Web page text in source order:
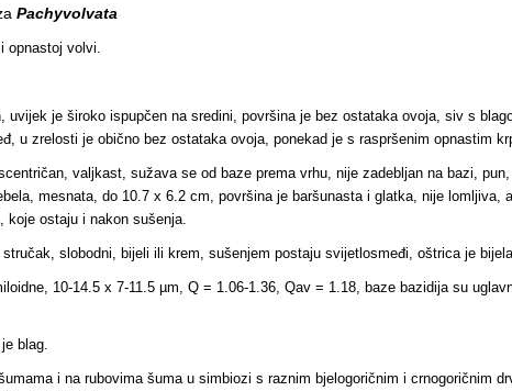
Pachyvolvata
opnastoj volvi.
je široko ispupčen na sredini, površina je bez ostataka ovoja, siv s
u zrelosti je obično bez ostataka ovoja, ponekad je s raspršenim opnastim
valjkast, sužava se od baze prema vrhu, nije zadebljan na bazi,
mesnata, do 10.7 x 6.2 cm, površina je baršunasta i glatka, nije lomljiva,
ostaju i nakon sušenja.
slobodni, bijeli ili krem, sušenjem postaju svijetlosmeđi, oštrica je
10-14.5 x 7-11.5 µm, Q = 1.06-1.36, Qav = 1.18, baze bazidija su
blag.
i na rubovima šuma u simbiozi s raznim bjelogoričnim i crnogoričnim